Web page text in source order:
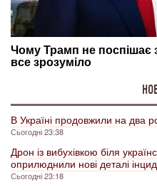
В Україні продовжили на два
Сьогодні 23:38
Дрон із вибухівкою біля
оприлюднили нові деталі
Сьогодні 23:18